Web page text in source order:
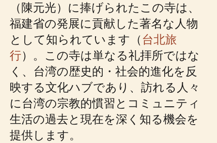
（陳元光）に捧げられたこの寺は、
福建省の発展に貢献した著名な人物
として知られています（台北旅
行）。この寺は単なる礼拝所ではな
く、台湾の歴史的・社会的進化を反
映する文化ハブであり、訪れる人々
に台湾の宗教的慣習とコミュニティ
生活の過去と現在を深く知る機会を
提供します。